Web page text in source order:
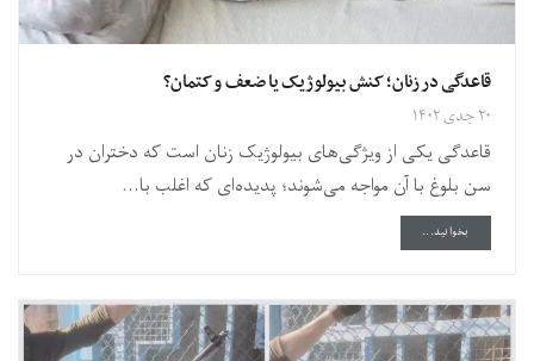
قاعدگی در زنان؛ کنش بیولوژیک یا ضعف و کتمان؟
۲۰ جدی ۱۴۰۲
قاعدگی یکی از ویژگی‌های بیولوژیک زنان است که دختران در
سن بلوغ با آن مواجه می‌شوند؛ پدیده‌ای که اغلب با...
بخوانید...